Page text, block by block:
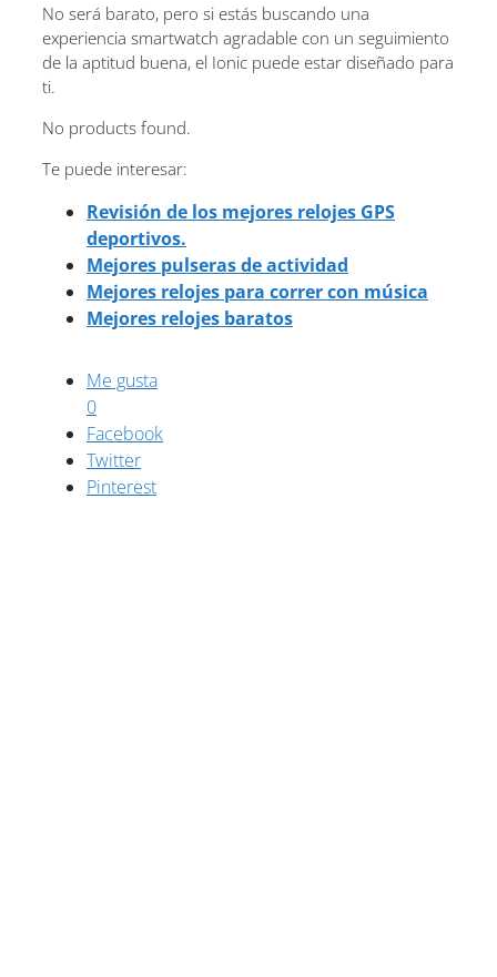
No será barato, pero si estás buscando una
experiencia smartwatch agradable con un seguimiento
de la aptitud buena, el Ionic puede estar diseñado para
ti.
No products found.
Te puede interesar:
Revisión de los mejores relojes GPS
deportivos.
Mejores pulseras de actividad
Mejores relojes para correr con música
Mejores relojes baratos
Me gusta
0
Facebook
Twitter
Pinterest